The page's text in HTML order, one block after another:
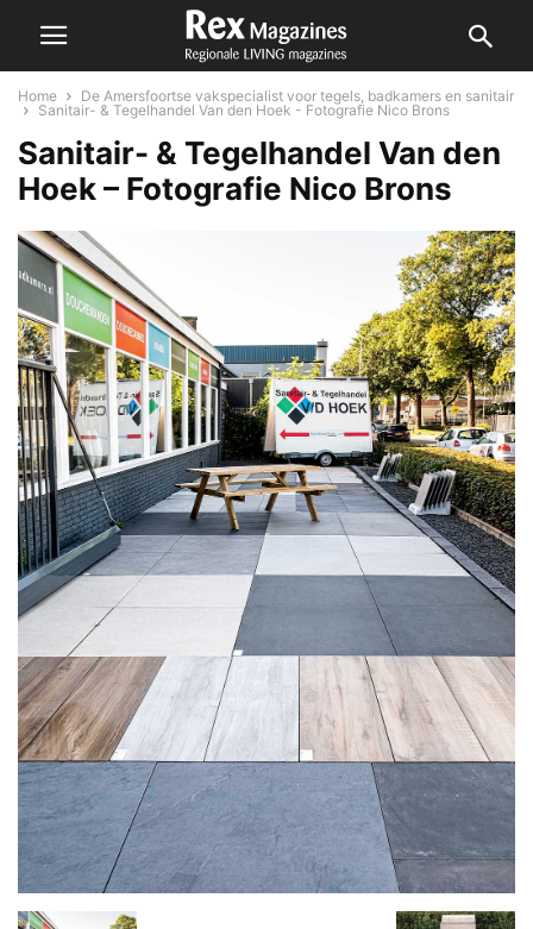
Home
De Amersfoortse vakspecialist voor tegels, badkamers en sanitair
Sanitair- & Tegelhandel Van den Hoek - Fotografie Nico Brons
Sanitair- & Tegelhandel Van den
Hoek – Fotografie Nico Brons